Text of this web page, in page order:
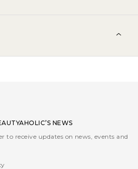
NEWS
to receive updates on news, events and